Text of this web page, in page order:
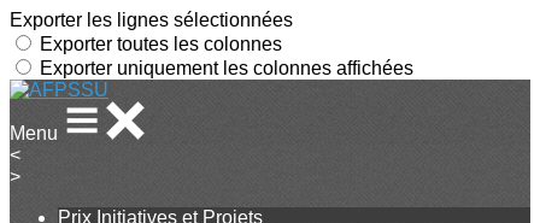
Exporter les lignes sélectionnées
Exporter toutes les colonnes
Exporter uniquement les colonnes affichées
Menu
<
>
Prix Initiatives et Projets